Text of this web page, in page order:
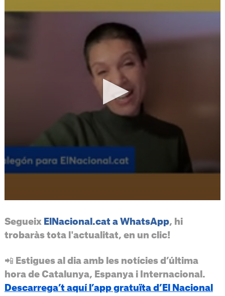
Segueix ElNacional.cat a WhatsApp, hi
trobaràs tota l'actualitat, en un clic!
📲 Estigues al dia amb les notícies d’última
hora de Catalunya, Espanya i Internacional.
Descarrega’t aquí l’app gratuïta d’El Nacional